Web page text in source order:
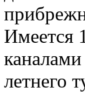
Имеется
летнего